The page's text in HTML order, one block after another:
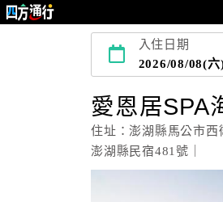
入住日期
2026/08/08(六
愛恩居SPA
住址：澎湖縣馬公市
澎湖縣民宿481號｜